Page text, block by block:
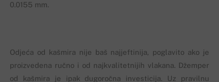
0.0155 mm.
Odjeća od kašmira nije baš najjeftinija, poglavito ako je
proizvedena ručno i od najkvalitetnijih vlakana. Džemper
od kašmira je ipak dugoročna investicija. Uz pravilnu